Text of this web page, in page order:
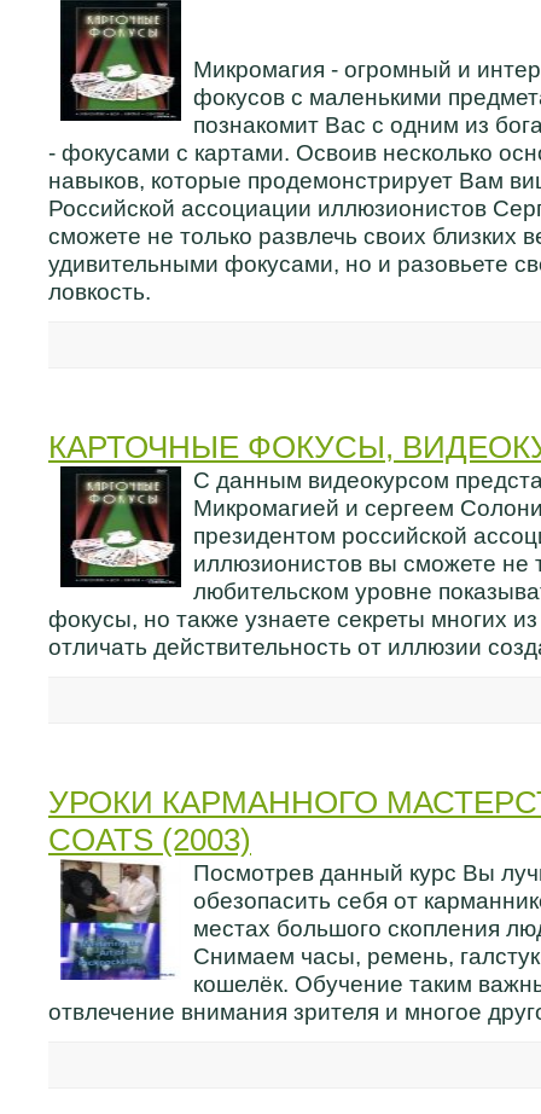
Микромагия - огромный и
фокусов с маленькими
познакомит Вас с одним из
- фокусами с картами. Освоив несколько
навыков, которые продемонстрирует Вам
Российской ассоциации иллюзионистов
сможете не только развлечь своих близких
удивительными фокусами, но и разовьете
ловкость.
КАРТОЧНЫЕ ФОКУСЫ,
С данным видеокурсом
Микромагией и сергеем
президентом российской
иллюзионистов вы сможете не
любительском уровне
фокусы, но также узнаете секреты многих
отличать действительность от иллюзии
УРОКИ КАРМАННОГО
COATS (2003)
Посмотрев данный курс Вы
обезопасить себя от
местах большого скопления
Снимаем часы, ремень,
кошелёк. Обучение таким
отвлечение внимания зрителя и многое